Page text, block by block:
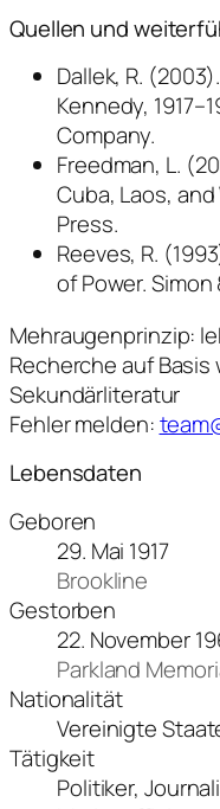
Quellen und
Dallek, R.
Kennedy,
Company.
Freedman, L.
Cuba, Laos,
Press.
Reeves, R.
of Power.
Mehraugenprinzip:
Recherche auf
Sekundärliteratur
Fehler melden:
Lebensdaten
Geboren
29. Mai 1917
Brookline
Gestorben
22. November
Parkland
Nationalität
Vereinigte
Tätigkeit
Politiker,